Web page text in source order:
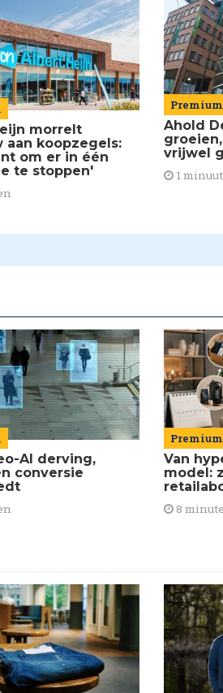
morrelt
aan koopzegels:
om er in één
te stoppen'
Premium
Ahold
vrijwel
1 minuut
AI derving,
conversie
Premium
Van
model:
8